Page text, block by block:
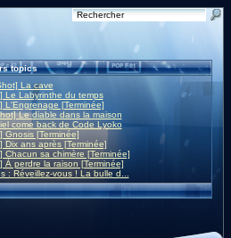
topics
La cave
Le Labyrinthe du temps
L'Engrenage [Terminée]
Le diable dans la maison
come back de Code Lyoko
Gnosis [Terminée]
Dix ans après [Terminée]
Chacun sa chimère [Terminée]
À perdre la raison [Terminée]
: Réveillez-vous ! La bulle d...